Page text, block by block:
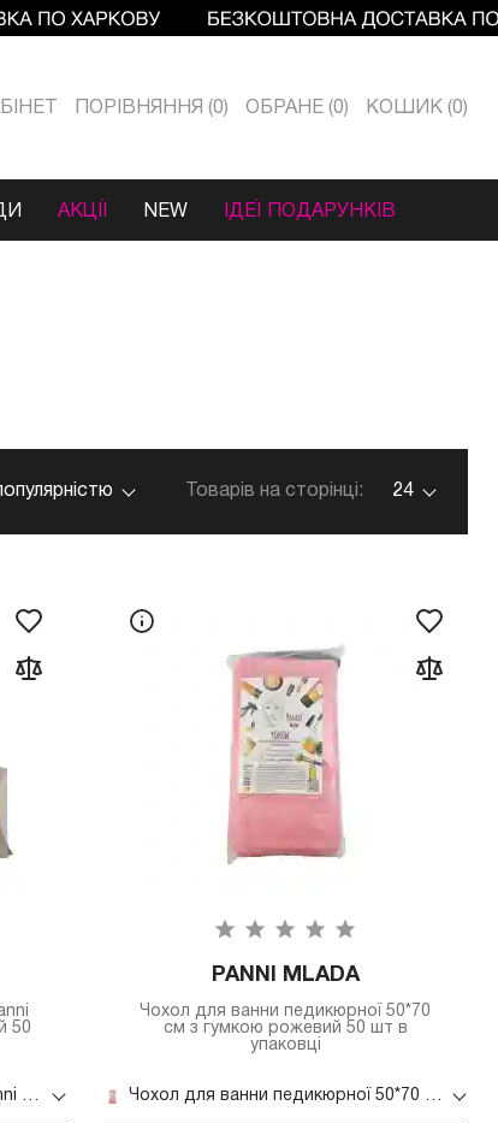
ПОРІВНЯННЯ 0 ОБРАНЕ 0 КОШИК 0
АКЦІЇ NEW ІДЕЇ ПОДАРУНКІВ
Товарів на сторінці: 24
50
Чохол для ванни педикюрної Panni Mlada 50*70 см з гумкою жовтий 50 шт в упаковці
PANNI MLADA
Чохол для ванни педикюрної 50*70
см з гумкою рожевий 50 шт в
упаковці
Чохол для ванни педикюрної 50*70 см з гумкою рожевий 50 шт в упаковці